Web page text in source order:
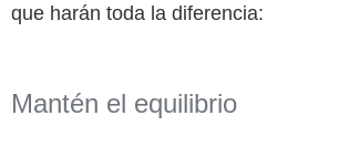
que harán toda la diferencia:
Mantén el equilibrio